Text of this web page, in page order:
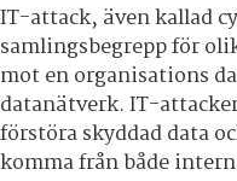
IT-attack, även kallad
samlingsbegrepp för
mot en organisations
datanätverk. IT-
förstöra skyddad data
komma från både